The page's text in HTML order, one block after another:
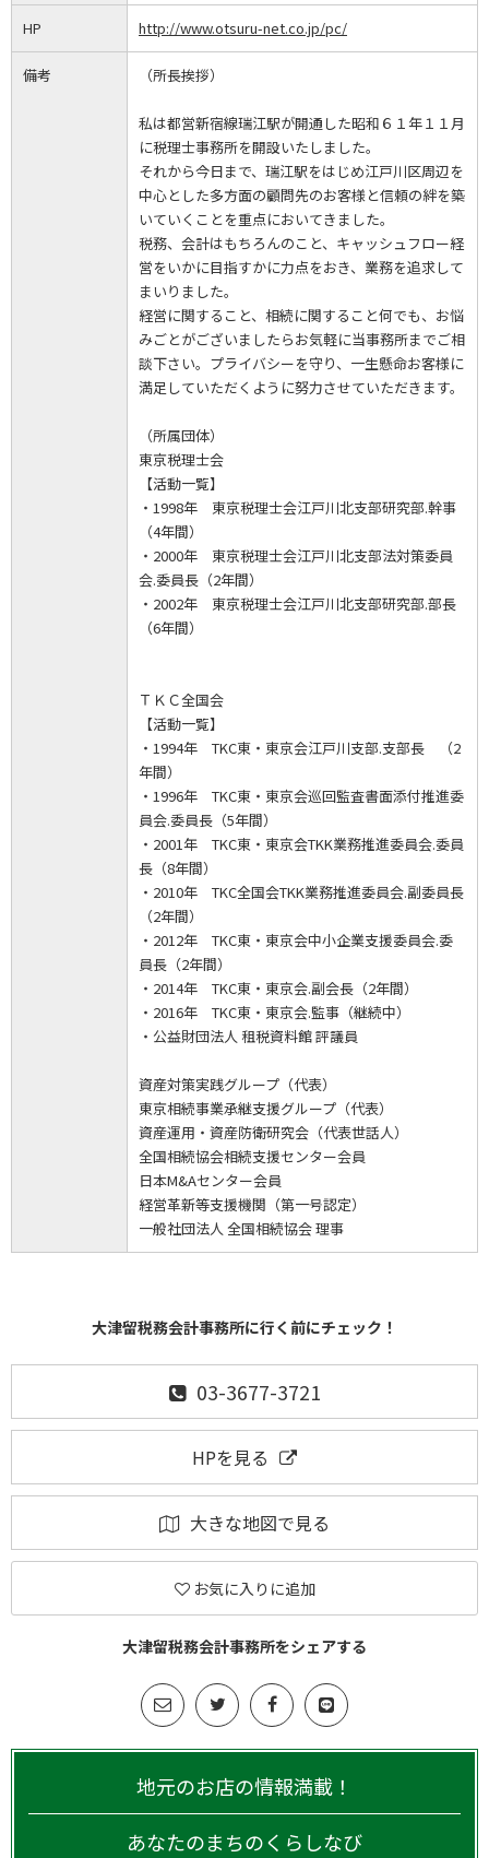
HP http://www.otsuru-net.co.jp/pc/
備考 （所長挨拶）
私は都営新宿線瑞江駅が開通した昭和６１年１１月
に税理士事務所を開設いたしました。
それから今日まで、瑞江駅をはじめ江戸川区周辺を
中心とした多方面の顧問先のお客様と信頼の絆を築
いていくことを重点においてきました。
税務、会計はもちろんのこと、キャッシュフロー経
営をいかに目指すかに力点をおき、業務を追求して
まいりました。
経営に関すること、相続に関すること何でも、お悩
みごとがございましたらお気軽に当事務所までご相
談下さい。プライバシーを守り、一生懸命お客様に
満足していただくように努力させていただきます。
（所属団体）
東京税理士会
【活動一覧】
・1998年 東京税理士会江戸川北支部研究部.幹事
（4年間）
・2000年 東京税理士会江戸川北支部法対策委員
会.委員長（2年間）
・2002年 東京税理士会江戸川北支部研究部.部長
（6年間）
ＴＫＣ全国会
【活動一覧】
・1994年 TKC東・東京会江戸川支部.支部長 （2
年間）
・1996年 TKC東・東京会巡回監査書面添付推進委
員会.委員長（5年間）
・2001年 TKC東・東京会TKK業務推進委員会.委員
長（8年間）
・2010年 TKC全国会TKK業務推進委員会.副委員長
（2年間）
・2012年 TKC東・東京会中小企業支援委員会.委
員長（2年間）
・2014年 TKC東・東京会.副会長（2年間）
・2016年 TKC東・東京会.監事（継続中）
・公益財団法人 租税資料館 評議員
資産対策実践グループ（代表）
東京相続事業承継支援グループ（代表）
資産運用・資産防衛研究会（代表世話人）
全国相続協会相続支援センター会員
日本M&Aセンター会員
経営革新等支援機関（第一号認定）
一般社団法人 全国相続協会 理事
大津留税務会計事務所に行く前にチェック！
03-3677-3721
HPを見る
大きな地図で見る
お気に入りに追加
大津留税務会計事務所をシェアする
地元のお店の情報満載！
あなたのまちのくらしなび